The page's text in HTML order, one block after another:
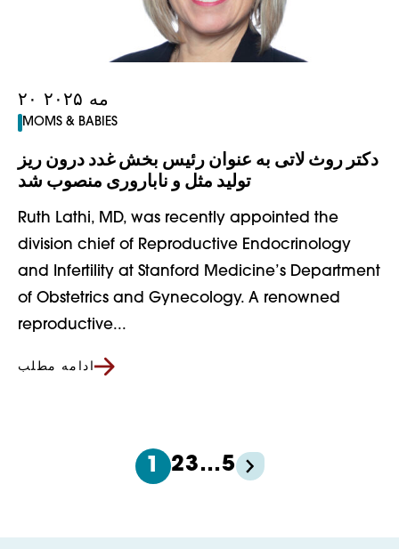
۲۰ مه ۲۰۲۵
MOMS & BABIES
دکتر روث لاتی به عنوان رئیس بخش غدد درون ریز
تولید مثل و ناباروری منصوب شد
Ruth Lathi, MD, was recently appointed the
division chief of Reproductive Endocrinology
and Infertility at Stanford Medicine’s Department
of Obstetrics and Gynecology. A renowned
reproductive...
ادامه مطلب
1 23…5